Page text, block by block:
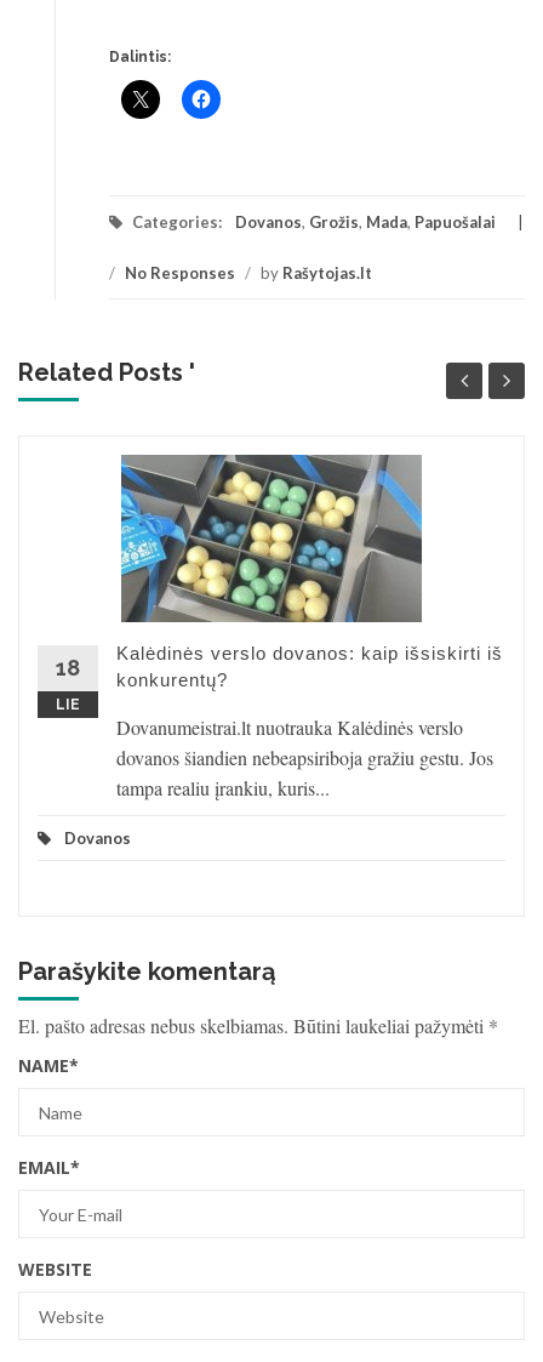
Dalintis:
Categories: Dovanos, Grožis, Mada, Papuošalai
/ No Responses / by Rašytojas.lt
Related Posts '
18
LIE
Kalėdinės verslo dovanos: kaip išsiskirti iš
konkurentų?
Dovanumeistrai.lt nuotrauka Kalėdinės verslo
dovanos šiandien nebeapsiriboja gražiu gestu. Jos
tampa realiu įrankiu, kuris...
Dovanos
Parašykite komentarą
El. pašto adresas nebus skelbiamas. Būtini laukeliai pažymėti *
NAME*
EMAIL*
WEBSITE